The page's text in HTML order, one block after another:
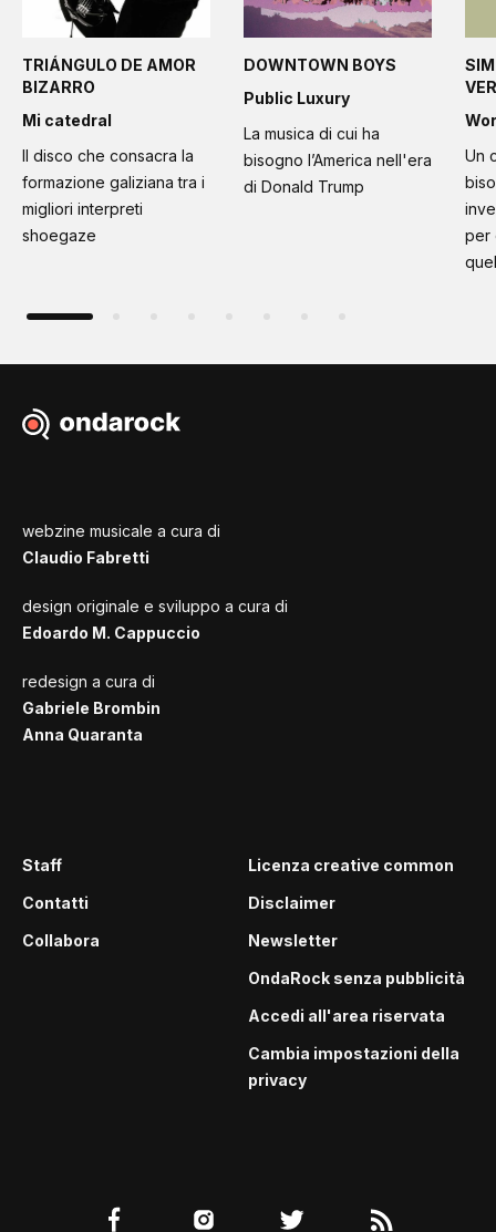
TRIÁNGULO DE AMOR
BIZARRO
Mi catedral
Il disco che consacra la
formazione galiziana tra i
migliori interpreti
shoegaze
DOWNTOWN BOYS
Public Luxury
La musica di cui ha
bisogno l’America nell'era
di Donald Trump
Un
per
webzine musicale a cura di
Claudio Fabretti
design originale e sviluppo a cura di
Edoardo M. Cappuccio
redesign a cura di
Gabriele Brombin
Anna Quaranta
Staff
Contatti
Collabora
Licenza creative common
Disclaimer
Newsletter
OndaRock senza pubblicità
Accedi all'area riservata
Cambia impostazioni della
privacy